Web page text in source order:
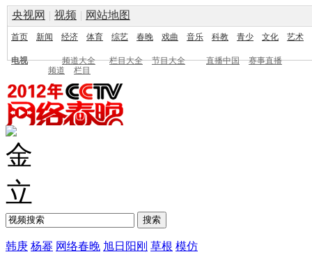
央视网 | 视频 | 网站地图
首页 新闻 经济 体育 综艺 春晚 戏曲 音乐 科教 青少 文化 艺术
电视 频道大全 栏目大全 节目大全 直播中国
赛事直播
频道
栏目
韩庚 杨幂 网络春晚 旭日阳刚 草根 模仿